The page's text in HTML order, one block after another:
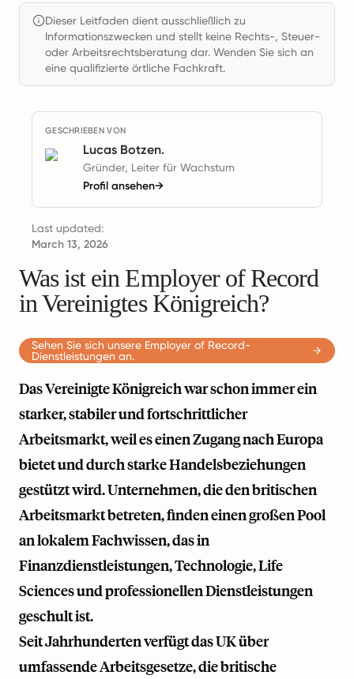
Dieser Leitfaden dient ausschließlich zu
Informationszwecken und stellt keine Rechts-, Steuer-
oder Arbeitsrechtsberatung dar. Wenden Sie sich an
eine qualifizierte örtliche Fachkraft.
GESCHRIEBEN VON
Lucas Botzen.
Gründer, Leiter für Wachstum
Profil ansehen→
Last updated:
March 13, 2026
Was ist ein Employer of Record
in Vereinigtes Königreich?
Sehen Sie sich unsere Employer of Record-
Dienstleistungen an.
Das Vereinigte Königreich war schon immer ein
starker, stabiler und fortschrittlicher
Arbeitsmarkt, weil es einen Zugang nach Europa
bietet und durch starke Handelsbeziehungen
gestützt wird. Unternehmen, die den britischen
Arbeitsmarkt betreten, finden einen großen Pool
an lokalem Fachwissen, das in
Finanzdienstleistungen, Technologie, Life
Sciences und professionellen Dienstleistungen
geschult ist.
Seit Jahrhunderten verfügt das UK über
umfassende Arbeitsgesetze, die britische